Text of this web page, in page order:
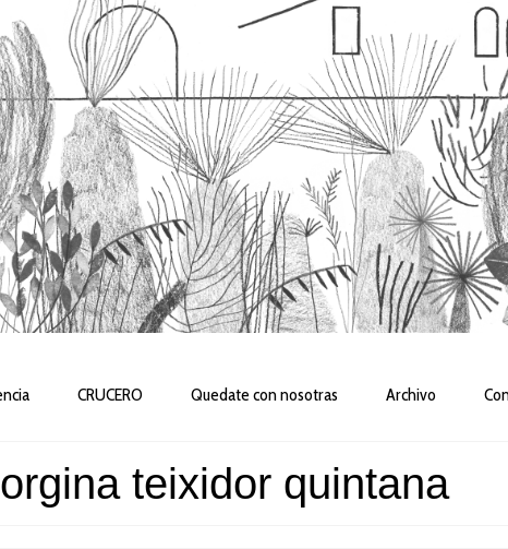
CRUCERO Quedate con nosotras Archivo
teixidor quintana